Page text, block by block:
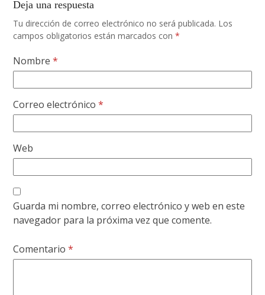
Deja una respuesta
Tu dirección de correo electrónico no será publicada. Los
campos obligatorios están marcados con*
Nombre*
Correo electrónico*
Web
Guarda mi nombre, correo electrónico y web en este
navegador para la próxima vez que comente.
Comentario*